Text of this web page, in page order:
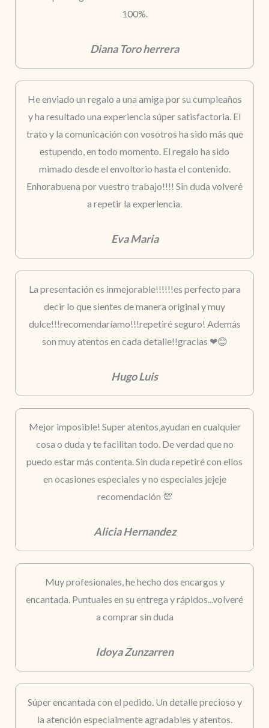
100%.
Diana Toro herrera
He enviado un regalo a una amiga por su cumpleaños
y ha resultado una experiencia súper satisfactoria. El
trato y la comunicación con vosotros ha sido más que
estupendo, en todo momento. El regalo ha sido
mimado desde el envoltorio hasta el contenido.
Enhorabuena por vuestro trabajo!!!! Sin duda volveré
a repetir la experiencia.
Eva Maria
La presentación es inmejorable!!!!!!es perfecto para
decir lo que sientes de manera original y muy
dulce!!!recomendaríamo!!!repetiré seguro! Además
son muy atentos en cada detalle!!gracias ❤😊
Hugo Luis
Mejor imposible! Super atentos,ayudan en cualquier
cosa o duda y te facilitan todo. De verdad que no
puedo estar más contenta. Sin duda repetiré con ellos
en ocasiones especiales y no especiales jejeje
recomendación 💯
Alicia Hernandez
Muy profesionales, he hecho dos encargos y
encantada. Puntuales en su entrega y rápidos...volveré
a comprar sin duda
Idoya Zunzarren
Súper encantada con el pedido. Un detalle precioso y
la atención especialmente agradables y atentos.